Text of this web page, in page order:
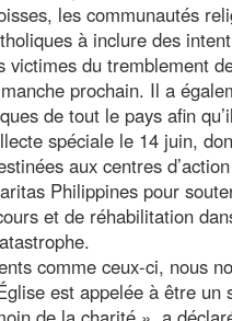
les communautés
à inclure des
victimes du tremblement
prochain. Il a
de tout le pays afin
spéciale le 14 juin,
aux centres
Philippines pour
et de réhabilitation
comme ceux-ci, nous
est appelée à être un